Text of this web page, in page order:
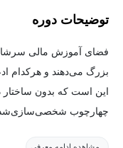
توضیحات دوره
فضای آموزش مالی
بزرگ می‌دهند و هرکدام
این است که بدون
چهارچوب شخصی‌سازی‌شده،